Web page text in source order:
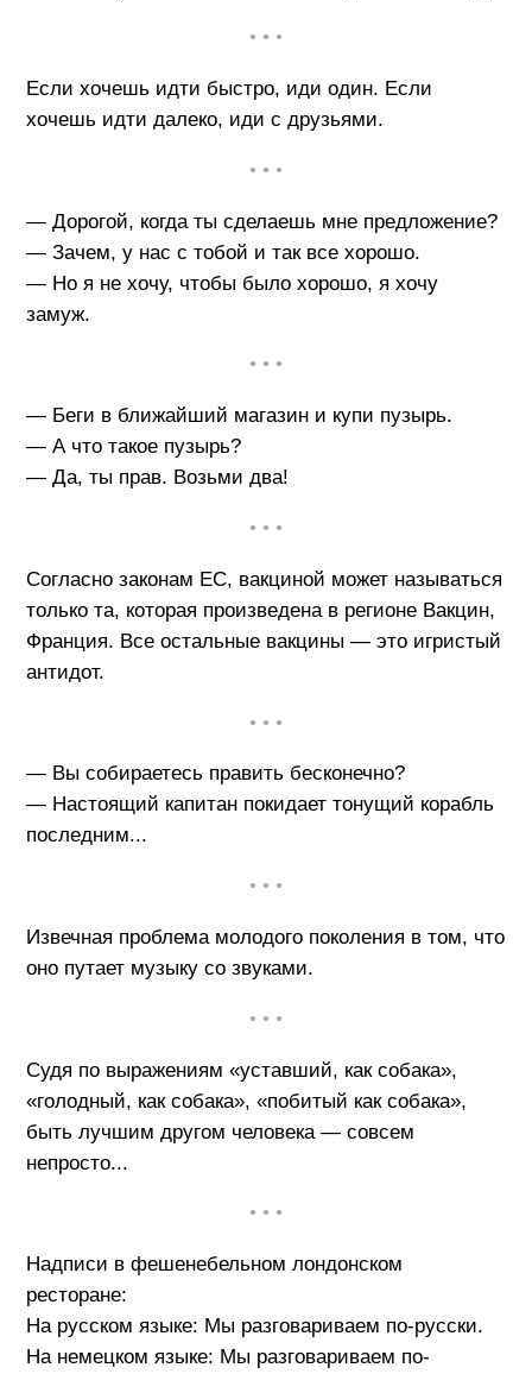
• • •
Если хочешь идти быстро, иди один. Если
хочешь идти далеко, иди с друзьями.
• • •
— Дорогой, когда ты сделаешь мне предложение?
— Зачем, у нас с тобой и так все хорошо.
— Но я не хочу, чтобы было хорошо, я хочу
замуж.
• • •
— Беги в ближайший магазин и купи пузырь.
— А что такое пузырь?
— Да, ты прав. Возьми два!
• • •
Согласно законам ЕС, вакциной может называться
только та, которая произведена в регионе Вакцин,
Франция. Все остальные вакцины — это игристый
антидот.
• • •
— Вы собираетесь править бесконечно?
— Настоящий капитан покидает тонущий корабль
последним...
• • •
Извечная проблема молодого поколения в том, что
оно путает музыку со звуками.
• • •
Судя по выражениям «уставший, как собака»,
«голодный, как собака», «побитый как собака»,
быть лучшим другом человека — совсем
непросто...
• • •
Надписи в фешенебельном лондонском
ресторане:
На русском языке: Мы разговариваем по-русски.
На немецком языке: Мы разговариваем по-